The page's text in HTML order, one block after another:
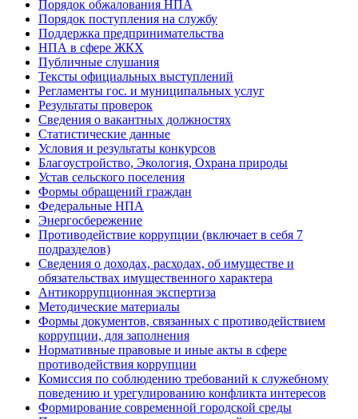
Порядок обжалования НПА
Порядок поступления на службу
Поддержка предпринимательства
НПА в сфере ЖКХ
Публичные слушания
Тексты официальных выступлений
Регламенты гос. и муниципальных услуг
Результаты проверок
Сведения о вакантных должностях
Статистические данные
Условия и результаты конкурсов
Благоустройство, Экология, Охрана природы
Устав сельского поселения
Формы обращений граждан
Федеральные НПА
Энергосбережение
Противодействие коррупции (включает в себя 7
подразделов)
Сведения о доходах, расходах, об имуществе и
обязательствах имущественного характера
Антикоррупционная экспертиза
Методические материалы
Формы документов, связанных с противодействием
коррупции, для заполнения
Нормативные правовые и иные акты в сфере
противодействия коррупции
Комиссия по соблюдению требований к служебному
поведению и урегулированию конфликта интересов
Формирование современной городской среды